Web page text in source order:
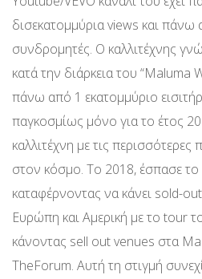
δισεκατομμύρια views και πάνω
συνδρομητές. Ο καλλιτέχνης
κατά την διάρκεια του
πάνω από 1 εκατομμύριο
παγκοσμίως μόνο για το έτος
καλλιτέχνη με τις περισσότερες
στον κόσμο. Το 2018, έσπασε το
καταφέρνοντας να κάνει sold-
Ευρώπη και Αμερική με το tour
κάνοντας sell out venues στα
TheForum. Αυτή τη στιγμή